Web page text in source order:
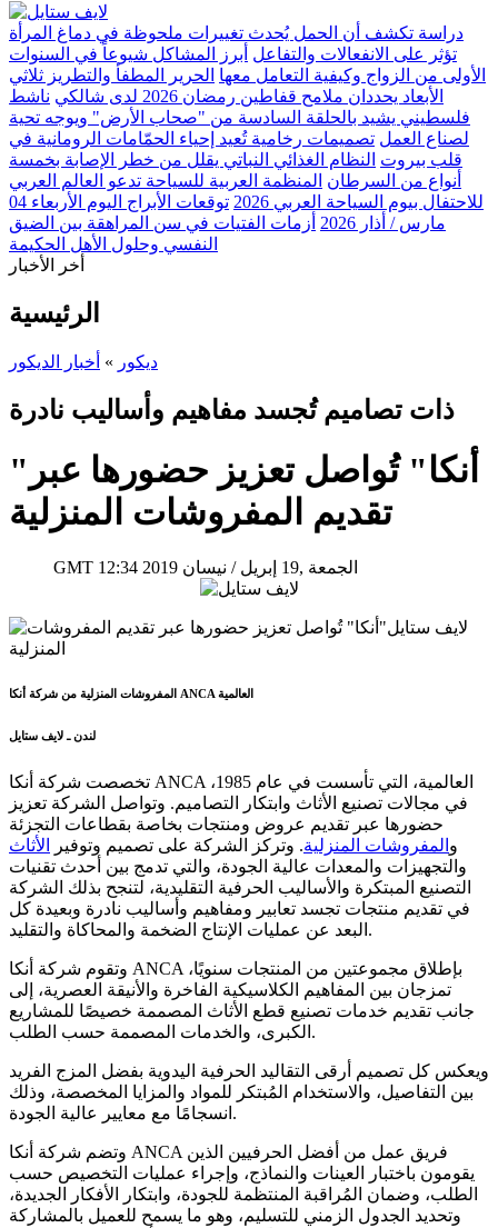
دراسة تكشف أن الحمل يُحدث تغييرات ملحوظة في دماغ المرأة
تؤثر على الانفعالات والتفاعل أبرز المشاكل شيوعاً في السنوات
الأولى من الزواج وكيفية التعامل معها الحرير المطفأ والتطريز ثلاثي
الأبعاد يحددان ملامح قفاطين رمضان 2026 لدى شالكي
ناشط
فلسطيني يشيد بالحلقة السادسة من "صحاب الأرض" ويوجه تحية
لصناع العمل تصميمات رخامية تُعيد إحياء الحمّامات الرومانية في
قلب بيروت النظام الغذائي النباتي يقلل من خطر الإصابة بخمسة
أنواع من السرطان المنظمة العربية للسياحة تدعو العالم العربي
للاحتفال بيوم السياحة العربي 2026
توقعات الأبراج اليوم الأربعاء 04
مارس / أذار 2026
أزمات الفتيات في سن المراهقة بين الضيق
النفسي وحلول الأهل الحكيمة
أخر الأخبار
الرئيسية
ديكور » أخبار الديكور
ذات تصاميم تُجسد مفاهيم وأساليب نادرة
"أنكا" تُواصل تعزيز حضورها عبر
تقديم المفروشات المنزلية
GMT 12:34 2019 الجمعة ,19 إبريل / نيسان
المفروشات المنزلية من شركة أنكا ANCA العالمية
لندن ـ لايف ستايل
تخصصت شركة أنكا ANCA العالمية، التي تأسست في عام 1985،
في مجالات تصنيع الأثاث وابتكار التصاميم. وتواصل الشركة تعزيز
حضورها عبر تقديم عروض ومنتجات بخاصة بقطاعات التجزئة
و المفروشات المنزلية. وتركز الشركة على تصميم وتوفير
الأثاث
والتجهيزات والمعدات عالية الجودة، والتي تدمج بين أحدث تقنيات
التصنيع المبتكرة والأساليب الحرفية التقليدية، لتنجح بذلك الشركة
في تقديم منتجات تجسد تعابير ومفاهيم وأساليب نادرة وبعيدة كل
البعد عن عمليات الإنتاج الضخمة والمحاكاة والتقليد.
وتقوم شركة أنكا ANCA بإطلاق مجموعتين من المنتجات سنويًا،
تمزجان بين المفاهيم الكلاسيكية الفاخرة والأنيقة العصرية، إلى
جانب تقديم خدمات تصنيع قطع الأثاث المصممة خصيصًا للمشاريع
الكبرى، والخدمات المصممة حسب الطلب.
ويعكس كل تصميم أرقى التقاليد الحرفية اليدوية بفضل المزج الفريد
بين التفاصيل، والاستخدام المُبتكر للمواد والمزايا المخصصة، وذلك
انسجامًا مع معايير عالية الجودة.
وتضم شركة أنكا ANCA فريق عمل من أفضل الحرفيين الذين
يقومون باختبار العينات والنماذج، وإجراء عمليات التخصيص حسب
الطلب، وضمان المُراقبة المنتظمة للجودة، وابتكار الأفكار الجديدة،
وتحديد الجدول الزمني للتسليم، وهو ما يسمح للعميل بالمشاركة